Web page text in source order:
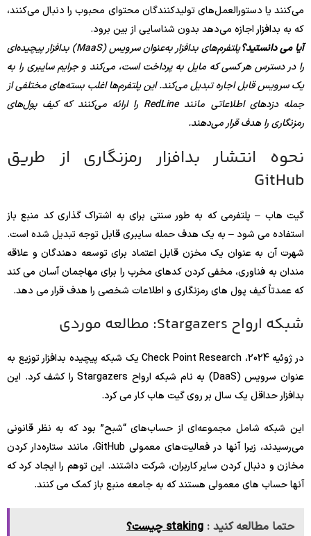
می‌کنند یا دستورالعمل‌های تولیدکنندگان محتوای محبوب را دنبال می‌کنند،
که به بدافزار اجازه می‌دهد بدون شناسایی از بین برود.
آیا می دانستید؟
پلتفرم‌های بدافزار به‌عنوان سرویس (MaaS) بدافزار پیچیده‌ای
را در دسترس هر کسی که مایل به پرداخت است، می‌کند و جرایم سایبری را به
یک سرویس قابل اجاره تبدیل می‌کند. این پلتفرم‌ها اغلب بسته‌های مختلفی از
جمله دزدهای اطلاعاتی مانند RedLine را ارائه می‌کنند که کیف پول‌های
رمزنگاری را هدف قرار می‌دهند.
نحوه انتشار بدافزار رمزنگاری از طریق
GitHub
گیت هاب – پلتفرمی که به طور سنتی برای به اشتراک گذاری کد منبع باز
استفاده می شود – به یک هدف حمله سایبری قابل توجه تبدیل شده است.
شهرت آن به عنوان یک مخزن قابل اعتماد برای توسعه دهندگان و علاقه
مندان به فناوری، مخفی کردن کدهای مخرب را برای مهاجمان آسان می کند
که عمدتاً کیف پول های رمزنگاری و اطلاعات شخصی را هدف قرار می دهد.
شبکه ارواح Stargazers: مطالعه موردی
در ژوئیه 2024، Check Point Research یک شبکه پیچیده بدافزار توزیع به
عنوان سرویس (DaaS) به نام شبکه ارواح Stargazers را کشف کرد. این
بدافزار حداقل یک سال بر روی گیت هاب کار می کرد.
این شبکه شامل مجموعه‌ای از حساب‌های “شبح” بود که به نظر قانونی
می‌رسیدند، زیرا آنها در فعالیت‌های معمولی GitHub، مانند ستاره‌دار کردن
مخازن و دنبال کردن سایر کاربران، شرکت داشتند. این توهم را ایجاد کرد که
آنها حساب های معمولی هستند که به جامعه منبع باز کمک می کنند.
حتما مطالعه کنید : staking چیست؟